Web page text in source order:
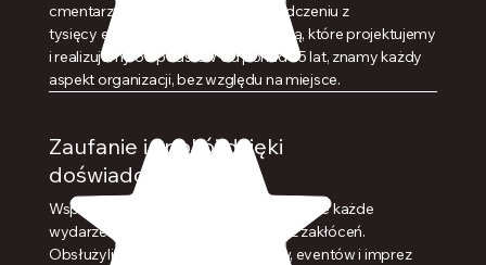
cmentarze i kościoły. Dzięki doświadczeniu z
tysięcy eventów w Polsce i za granicą, które projektujemy
i realizujemy od podstaw od ponad 25 lat, znamy każdy
aspekt organizacji, bez względu na miejsce.
Zaufanie i spokój dzięki
doświadczeniu
Współpracując z nami, masz pewność, że każde
wydarzenie przebiegnie płynnie i bez zakłóceń.
Obsłużyliśmy już tysiące koncertów, eventów i imprez